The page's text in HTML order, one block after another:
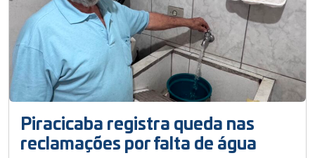
Piracicaba registra queda nas
reclamações por falta de água